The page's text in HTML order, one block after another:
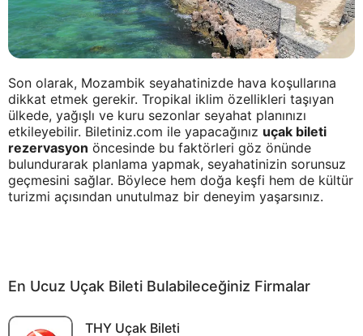
Son olarak, Mozambik seyahatinizde hava koşullarına
dikkat etmek gerekir. Tropikal iklim özellikleri taşıyan
ülkede, yağışlı ve kuru sezonlar seyahat planınızı
etkileyebilir. Biletiniz.com ile yapacağınız uçak bileti
rezervasyon öncesinde bu faktörleri göz önünde
bulundurarak planlama yapmak, seyahatinizin sorunsuz
geçmesini sağlar. Böylece hem doğa keşfi hem de kültür
turizmi açısından unutulmaz bir deneyim yaşarsınız.
En Ucuz Uçak Bileti Bulabileceğiniz Firmalar
THY Uçak Bileti